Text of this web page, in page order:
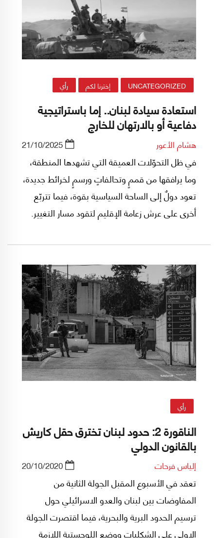
UNCATEGORIZED إخترنا لكم رأي
استعادة سيادة لبنان.. إما باستراتيجية
دفاعية أو بالارتهان للخارج
هشام الأعور 21/10/2025
في ظل التحوّلات العميقة التي تشهدها المنطقة،
وما يرافقها من قممٍ وتحالفاتٍ ورسمٍ لخرائط جديدة،
تعود دولٌ إلى الساحة السياسية بقوة، فيما تتربّع
أخرى على عرش زعامة الإقليم لتقود مسار التغيير.
نفسه كنقطة ارتكاز في زمن العولمة الاقتصادية
والتحولات الجيوسياسية. لكن يبقى السؤال
الجوهري: أين يقف لبنان وسط هذه المتغيرات؟ وما
موقعه في خريطة التحالفات المقبلة؟
رأي
الناقورة 2: حدود لبنان تخترق حقل كاريش
بالقانون الدولي
إلياس فرحات 20/10/2020
تعقد في الأسبوع المقبل الجولة الثانية من
المفاوضات بين لبنان والعدو الاسرائيلي حول
ترسيم الحدود البرية والبحرية، فيما اقتصرت الجولة
الاولى على الشكليات ووضع اللوجستية اللازمة